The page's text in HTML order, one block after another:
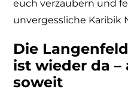
euch verzaubern und
unvergessliche Karibik
Die
ist wieder da –
soweit